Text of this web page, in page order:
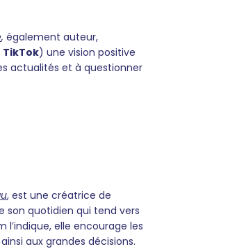
, également auteur,
) une vision positive
actualités et à questionner
, est une créatrice de
son quotidien qui tend vers
elle encourage les
aux grandes décisions.